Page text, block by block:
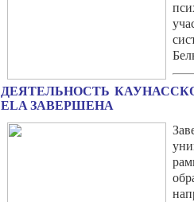
ДЕЯТЕЛЬНОСТЬ
ELA ЗАВЕРШЕНА